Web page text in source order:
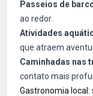
Passeios de
ao redor.
Atividades
que atraem
Caminhadas nas
contato mais
Gastronomia